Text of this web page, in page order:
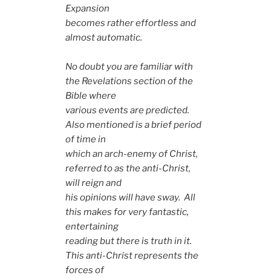
Expansion
becomes rather effortless and
almost automatic.
No doubt you are familiar with
the Revelations section of the
Bible where
various events are predicted.
Also mentioned is a brief period
of time in
which an arch-enemy of Christ,
referred to as the anti-Christ,
will reign and
his opinions will have sway. All
this makes for very fantastic,
entertaining
reading but there is truth in it.
This anti-Christ represents the
forces of